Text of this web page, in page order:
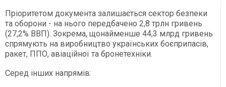
Пріоритетом документа залишається сектор безпеки
та оборони - на нього передбачено 2,8 трлн гривень
(27,2% ВВП). Зокрема, щонайменше 44,3 млрд гривень
спрямують на виробництво українських боєприпасів,
ракет, ППО, авіаційної та бронетехніки.
Серед інших напрямів: